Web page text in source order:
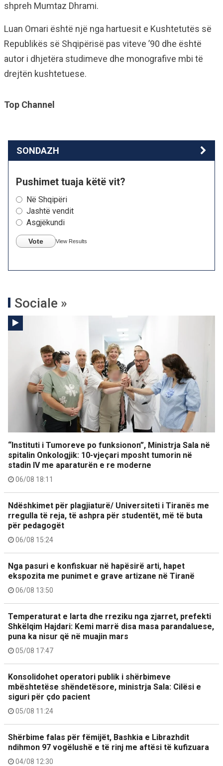
shpreh Mumtaz Dhrami.
Luan Omari është një nga hartuesit e Kushtetutës së
Republikës së Shqipërisë pas viteve ’90 dhe është
autor i dhjetëra studimeve dhe monografive mbi të
drejtën kushtetuese.
Top Channel
SONDAZH
Pushimet tuaja këtë vit?
Në Shqipëri
Jashtë vendit
Asgjëkundi
Vote View Results
Sociale »
“Instituti i Tumoreve po funksionon”, Ministrja Sala në
spitalin Onkologjik: 10-vjeçari mposht tumorin në
stadin IV me aparaturën e re moderne
06/08 18:11
Ndëshkimet për plagjiaturë/ Universiteti i Tiranës me
rregulla të reja, të ashpra për studentët, më të buta
për pedagogët
06/08 15:24
Nga pasuri e konfiskuar në hapësirë arti, hapet
ekspozita me punimet e grave artizane në Tiranë
06/08 13:50
Temperaturat e larta dhe rreziku nga zjarret, prefekti
Shkëlqim Hajdari: Kemi marrë disa masa parandaluese,
puna ka nisur që në muajin mars
05/08 17:47
Konsolidohet operatori publik i shërbimeve
mbështetëse shëndetësore, ministrja Sala: Cilësi e
siguri për çdo pacient
05/08 11:24
Shërbime falas për fëmijët, Bashkia e Librazhdit
ndihmon 97 vogëlushë e të rinj me aftësi të kufizuara
04/08 12:30